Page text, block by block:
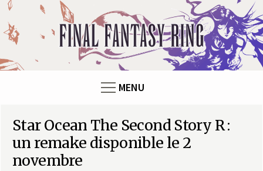
F
n
MENU
Star Ocean The Second Story R :
un remake disponible le 2
novembre
Panneau de gestion des cookies